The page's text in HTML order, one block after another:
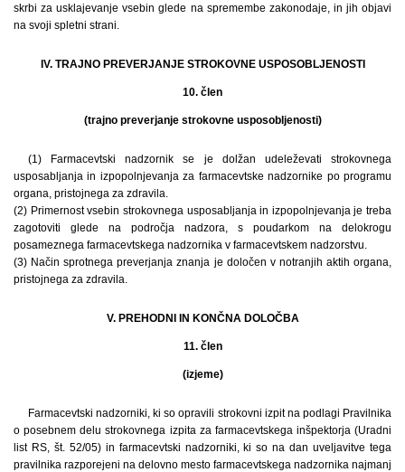
skrbi za usklajevanje vsebin glede na spremembe zakonodaje, in jih objavi
na svoji spletni strani.
IV. TRAJNO PREVERJANJE STROKOVNE USPOSOBLJENOSTI
10. člen
(trajno preverjanje strokovne usposobljenosti)
(1) Farmacevtski nadzornik se je dolžan udeleževati strokovnega
usposabljanja in izpopolnjevanja za farmacevtske nadzornike po programu
organa, pristojnega za zdravila.
(2) Primernost vsebin strokovnega usposabljanja in izpopolnjevanja je treba
zagotoviti glede na področja nadzora, s poudarkom na delokrogu
posameznega farmacevtskega nadzornika v farmacevtskem nadzorstvu.
(3) Način sprotnega preverjanja znanja je določen v notranjih aktih organa,
pristojnega za zdravila.
V. PREHODNI IN KONČNA DOLOČBA
11. člen
(izjeme)
Farmacevtski nadzorniki, ki so opravili strokovni izpit na podlagi Pravilnika
o posebnem delu strokovnega izpita za farmacevtskega inšpektorja (Uradni
list RS, št. 52/05) in farmacevtski nadzorniki, ki so na dan uveljavitve tega
pravilnika razporejeni na delovno mesto farmacevtskega nadzornika najmanj